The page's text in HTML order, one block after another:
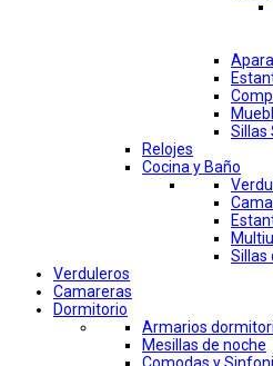
Sillas
Relojes
Cocina y Baño
Sillas
Verduleros
Camareras
Dormitorio
Armarios
Mesillas de noche